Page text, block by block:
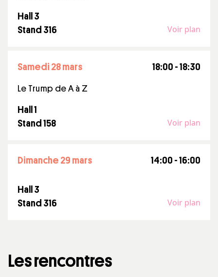
Hall 3
Stand 316
Voir plan
samedi 28 mars 18:00 - 18:30
Le Trump de A à Z
Hall 1
Stand 158
Voir plan
dimanche 29 mars 14:00 - 16:00
Hall 3
Stand 316
Voir plan
Les rencontres